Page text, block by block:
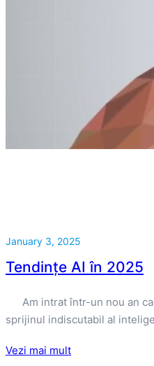
January 3, 2025
Tendințe AI în 2025
Am intrat într-un nou an
sprijinul indiscutabil al
Vezi mai mult